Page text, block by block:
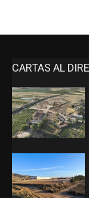
CARTAS AL